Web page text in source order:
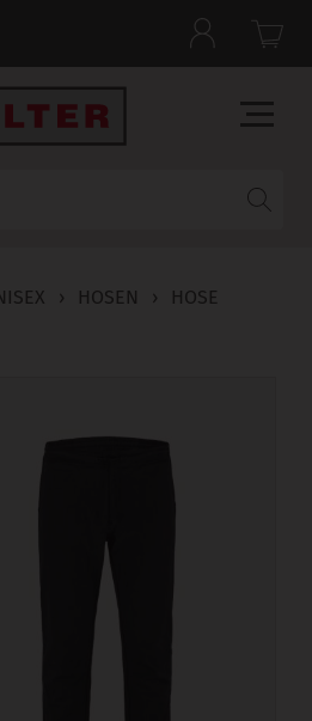
› HOSEN ›
HOSE